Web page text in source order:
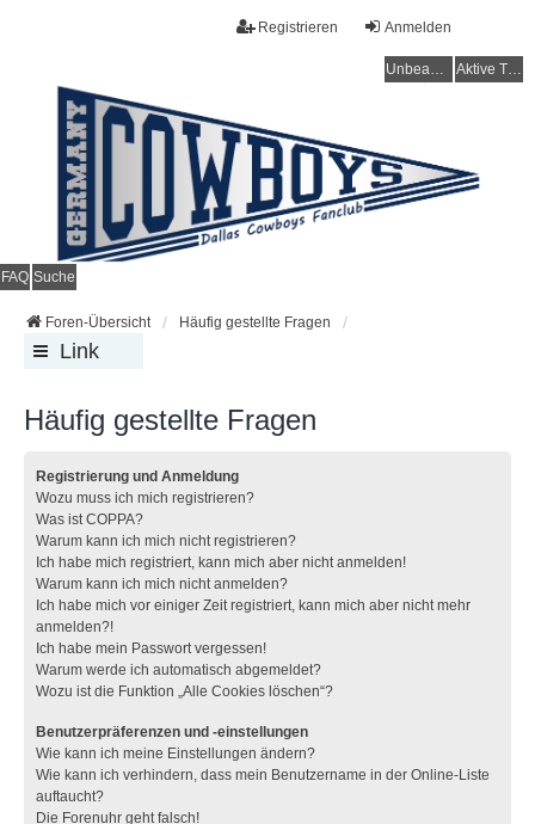
Anmelden
Registrieren
Unbeantwortete Themen Aktive Themen
FAQ Suche
Foren-Übersicht Häufig gestellte Fragen
Link
Häufig gestellte Fragen
Registrierung und Anmeldung
Wozu muss ich mich registrieren?
Was ist COPPA?
Warum kann ich mich nicht registrieren?
Ich habe mich registriert, kann mich aber nicht anmelden!
Warum kann ich mich nicht anmelden?
Ich habe mich vor einiger Zeit registriert, kann mich aber nicht mehr
anmelden?!
Ich habe mein Passwort vergessen!
Warum werde ich automatisch abgemeldet?
Wozu ist die Funktion „Alle Cookies löschen“?
Benutzerpräferenzen und -einstellungen
Wie kann ich meine Einstellungen ändern?
Wie kann ich verhindern, dass mein Benutzername in der Online-Liste
auftaucht?
Die Forenuhr geht falsch!